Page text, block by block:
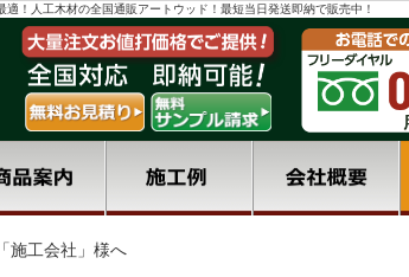
適！人工木材の全国通販アートウッド！最短当日発送即納で販売中！
施工会社」様へ